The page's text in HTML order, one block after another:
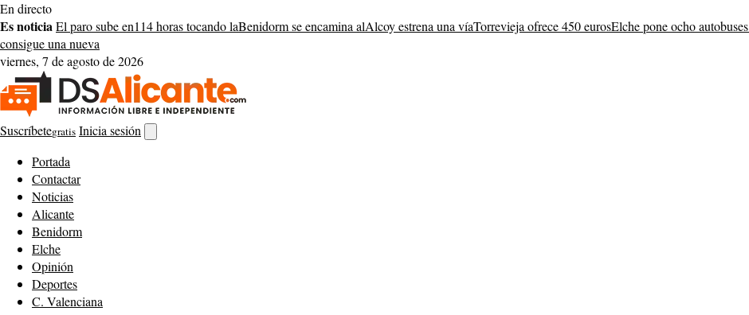
Saltar
al
contenido
En directo
Es noticiaEl paro sube en114 horas tocando laBenidorm se encamina alAlcoy estrena una víaTorrevieja ofrece 450 eurosElche pone ocho autobuses
consigue una nueva
viernes, 7 de agosto de 2026
Suscríbetegratis Inicia sesión
buscador
Portada
Contactar
Noticias
Alicante
Benidorm
Elche
Opinión
Deportes
C. Valenciana